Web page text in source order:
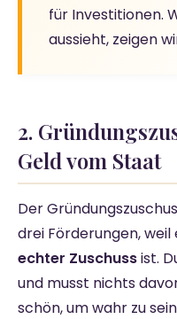
für Investitionen.
aussieht, zeigen
2.
Geld vom Staat
Der
drei Förderungen, weil
echter Zuschussist.
und musst nichts
schön, um wahr zu